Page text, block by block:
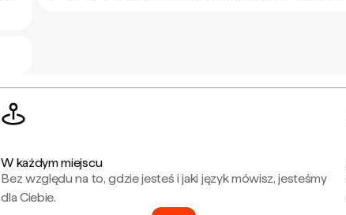
W każdym miejscu
Bez względu na to, gdzie jesteś i jaki język mówisz, jesteśmy
dla Ciebie.